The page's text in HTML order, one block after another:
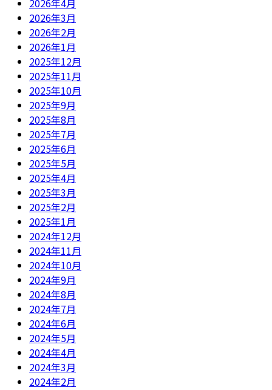
2026年4月
2026年3月
2026年2月
2026年1月
2025年12月
2025年11月
2025年10月
2025年9月
2025年8月
2025年7月
2025年6月
2025年5月
2025年4月
2025年3月
2025年2月
2025年1月
2024年12月
2024年11月
2024年10月
2024年9月
2024年8月
2024年7月
2024年6月
2024年5月
2024年4月
2024年3月
2024年2月